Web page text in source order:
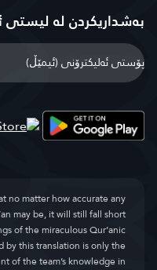
بەشداریکردن لە لیستی
no matter how accurate any
may be, it will still fall short
of the miraculous Qur’anic
this translation is only the
of the team’s knowledge in